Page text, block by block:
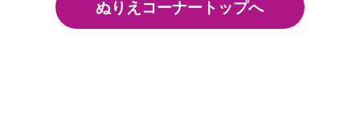
ぬりえコーナートップへ